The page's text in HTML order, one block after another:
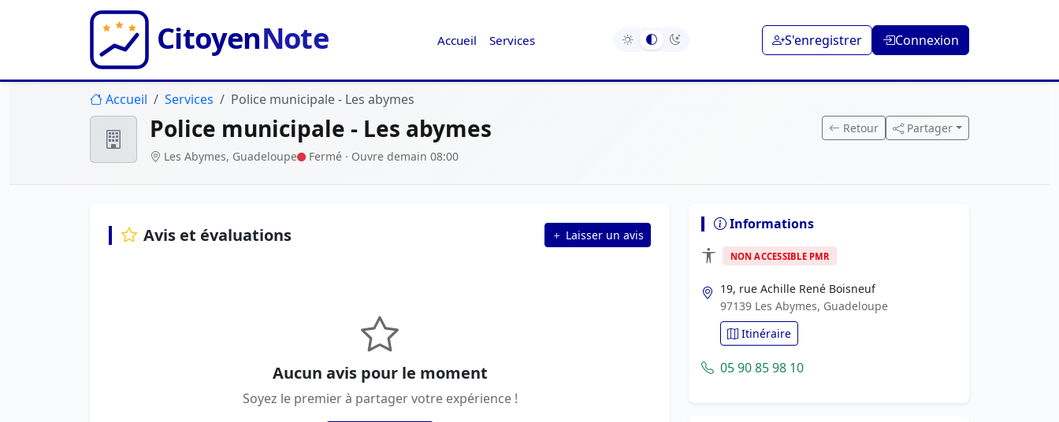
Accueil Services S'enregistrer Connexion
Accueil Services Police municipale - Les abymes
Police municipale - Les abymes
Les Abymes, Guadeloupe Fermé · Ouvre demain 08:00
Retour Partager
Avis et évaluations Laisser un avis
Aucun avis pour le moment
Soyez le premier à partager votre expérience !
Informations
NON ACCESSIBLE PMR
19, rue Achille René Boisneuf
97139 Les Abymes, Guadeloupe
Itinéraire
05 90 85 98 10